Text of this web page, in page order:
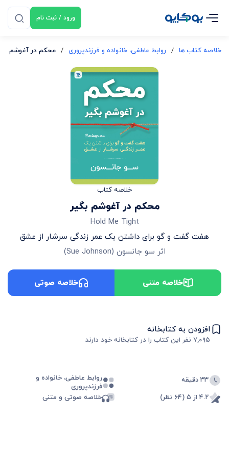
ورود / ثبت نام
خلاصه کتاب ها / روابط عاطفی، خانواده و فرزندپروری / محکم در آغوشم
خلاصه کتاب
محکم در آغوشم بگیر
Hold Me Tight
هفت گفت و گو برای داشتن یک عمر زندگی سرشار از عشق
اثر سو جانسون (
Sue Johnson
)
خلاصه متنی خلاصه صوتی
افزودن به کتابخانه
۷,۰۹۵ نفر این کتاب را در کتابخانه خود دارند
۳۳ دقیقه
روابط عاطفی، خانواده و
فرزندپروری
۴.۲ از ۵ (۶۴ نظر)
خلاصه صوتی و متنی